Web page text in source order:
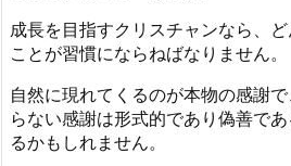
成長を目指すクリスチャンなら、
ことが習慣にならねばなりません。
自然に現れてくるのが本物の感謝
らない感謝は形式的であり偽善で
るかもしれません。